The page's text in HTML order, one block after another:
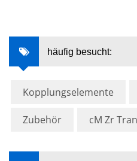
häufig besucht:
Kopplungselemente
Zubehör cM Zr